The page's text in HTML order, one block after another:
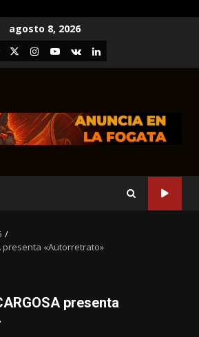
agosto 8, 2026
TwitterInstagram
Youtube
VK LinkedIn
presenta «Autorretrato»
presenta